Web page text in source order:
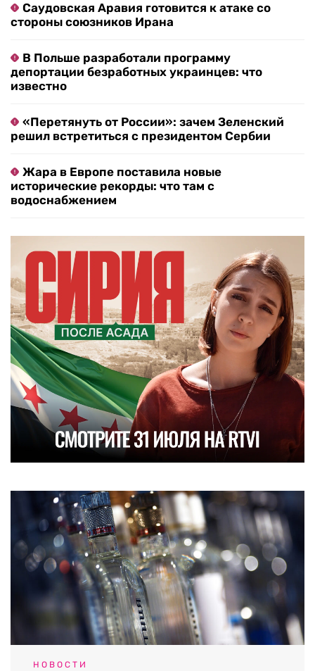
Саудовская Аравия готовится к атаке со
стороны союзников Ирана
В Польше разработали программу
депортации безработных украинцев: что
известно
«Перетянуть от России»: зачем Зеленский
решил встретиться с президентом Сербии
Жара в Европе поставила новые
исторические рекорды: что там с
водоснабжением
НОВОСТИ